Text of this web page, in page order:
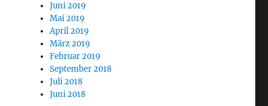
Juni 2019
Mai 2019
April 2019
März 2019
Februar 2019
September 2018
Juli 2018
Juni 2018